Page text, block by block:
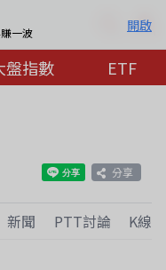
一波 開啟
盤指數 ETF
分享
新聞 PTT討論 K線